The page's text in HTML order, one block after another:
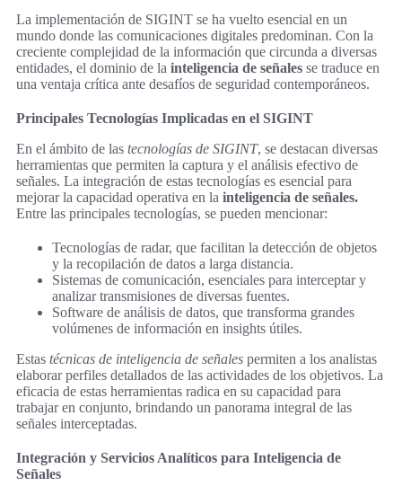
La implementación de SIGINT se ha vuelto esencial en un
mundo donde las comunicaciones digitales predominan. Con la
creciente complejidad de la información que circunda a diversas
entidades, el dominio de la inteligencia de señales se traduce en
una ventaja crítica ante desafíos de seguridad contemporáneos.
Principales Tecnologías Implicadas en el SIGINT
En el ámbito de las tecnologías de SIGINT, se destacan diversas
herramientas que permiten la captura y el análisis efectivo de
señales. La integración de estas tecnologías es esencial para
mejorar la capacidad operativa en la inteligencia de señales.
Entre las principales tecnologías, se pueden mencionar:
Tecnologías de radar, que facilitan la detección de objetos
y la recopilación de datos a larga distancia.
Sistemas de comunicación, esenciales para interceptar y
analizar transmisiones de diversas fuentes.
Software de análisis de datos, que transforma grandes
volúmenes de información en insights útiles.
Estas técnicas de inteligencia de señales permiten a los analistas
elaborar perfiles detallados de las actividades de los objetivos. La
eficacia de estas herramientas radica en su capacidad para
trabajar en conjunto, brindando un panorama integral de las
señales interceptadas.
Integración y Servicios Analíticos para Inteligencia de
Señales